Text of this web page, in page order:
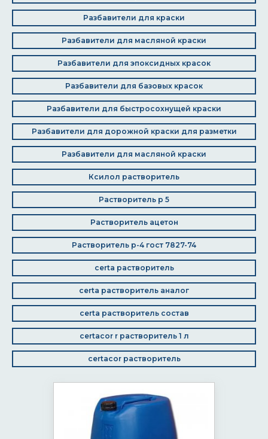
Разбавители для краски
Разбавители для масляной краски
Разбавители для эпоксидных красок
Разбавители для базовых красок
Разбавители для быстросохнущей краски
Разбавители для дорожной краски для разметки
Разбавители для масляной краски
Ксилол растворитель
Растворитель р 5
Растворитель ацетон
Растворитель р-4 гост 7827-74
certa растворитель
certa растворитель аналог
certa растворитель состав
certacor r растворитель 1 л
certacor растворитель